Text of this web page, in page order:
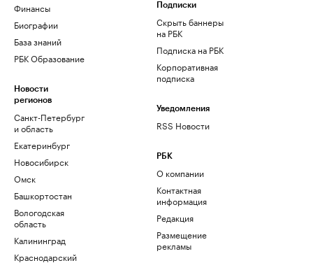
Финансы
Биографии
База знаний
РБК Образование
Новости
регионов
Санкт-Петербург
и область
Екатеринбург
Новосибирск
Омск
Башкортостан
Вологодская
область
Калининград
Краснодарский
Подписки
Скрыть баннеры
на РБК
Подписка на РБК
Корпоративная
подписка
Уведомления
RSS Новости
РБК
О компании
Контактная
информация
Редакция
Размещение
рекламы